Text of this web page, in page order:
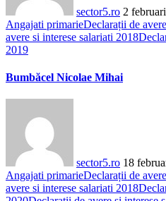
sector5.ro 2
Angajati primarieDeclarații de
avere si interese salariati 2018
2019
Bumbăcel Nicolae Mihai
sector5.ro 18
Angajati primarieDeclarații de
avere si interese salariati 2018